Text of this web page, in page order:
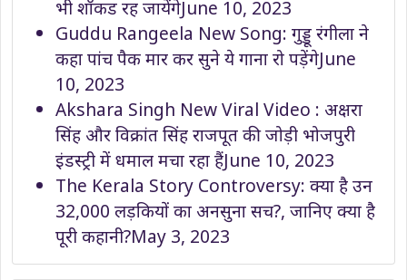
भी शॉकड रह जायेंगेJune 10, 2023
Guddu Rangeela New Song: गुड्डू रंगीला ने
कहा पांच पैक मार कर सुने ये गाना रो पड़ेंगेJune
10, 2023
Akshara Singh New Viral Video : अक्षरा
सिंह और विक्रांत सिंह राजपूत की जोड़ी भोजपुरी
इंडस्ट्री में धमाल मचा रहा हैंJune 10, 2023
The Kerala Story Controversy: क्या है उन
32,000 लड़कियों का अनसुना सच?, जानिए क्या है
पूरी कहानी?May 3, 2023